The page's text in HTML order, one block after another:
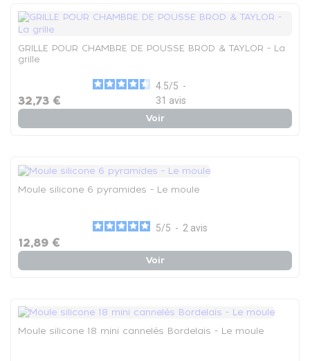
GRILLE POUR CHAMBRE DE POUSSE BROD & TAYLOR - La
grille
4.5/5 -
31 avis
32,73 €
Voir
Moule silicone 6 pyramides - Le moule
5/5 - 2 avis
12,89 €
Voir
Moule silicone 18 mini cannelés Bordelais - Le moule